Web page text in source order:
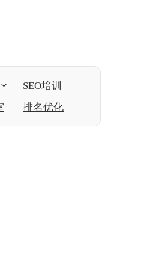
SEO培训
排名优化